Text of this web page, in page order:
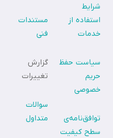
شرایط
استفاده از
خدمات
سیاست حفظ
حریم
خصوصی
توافق‌نامه‌ی
سطح کیفیت
مستندات
فنی
گزارش
تغییرات
سوالات
متداول